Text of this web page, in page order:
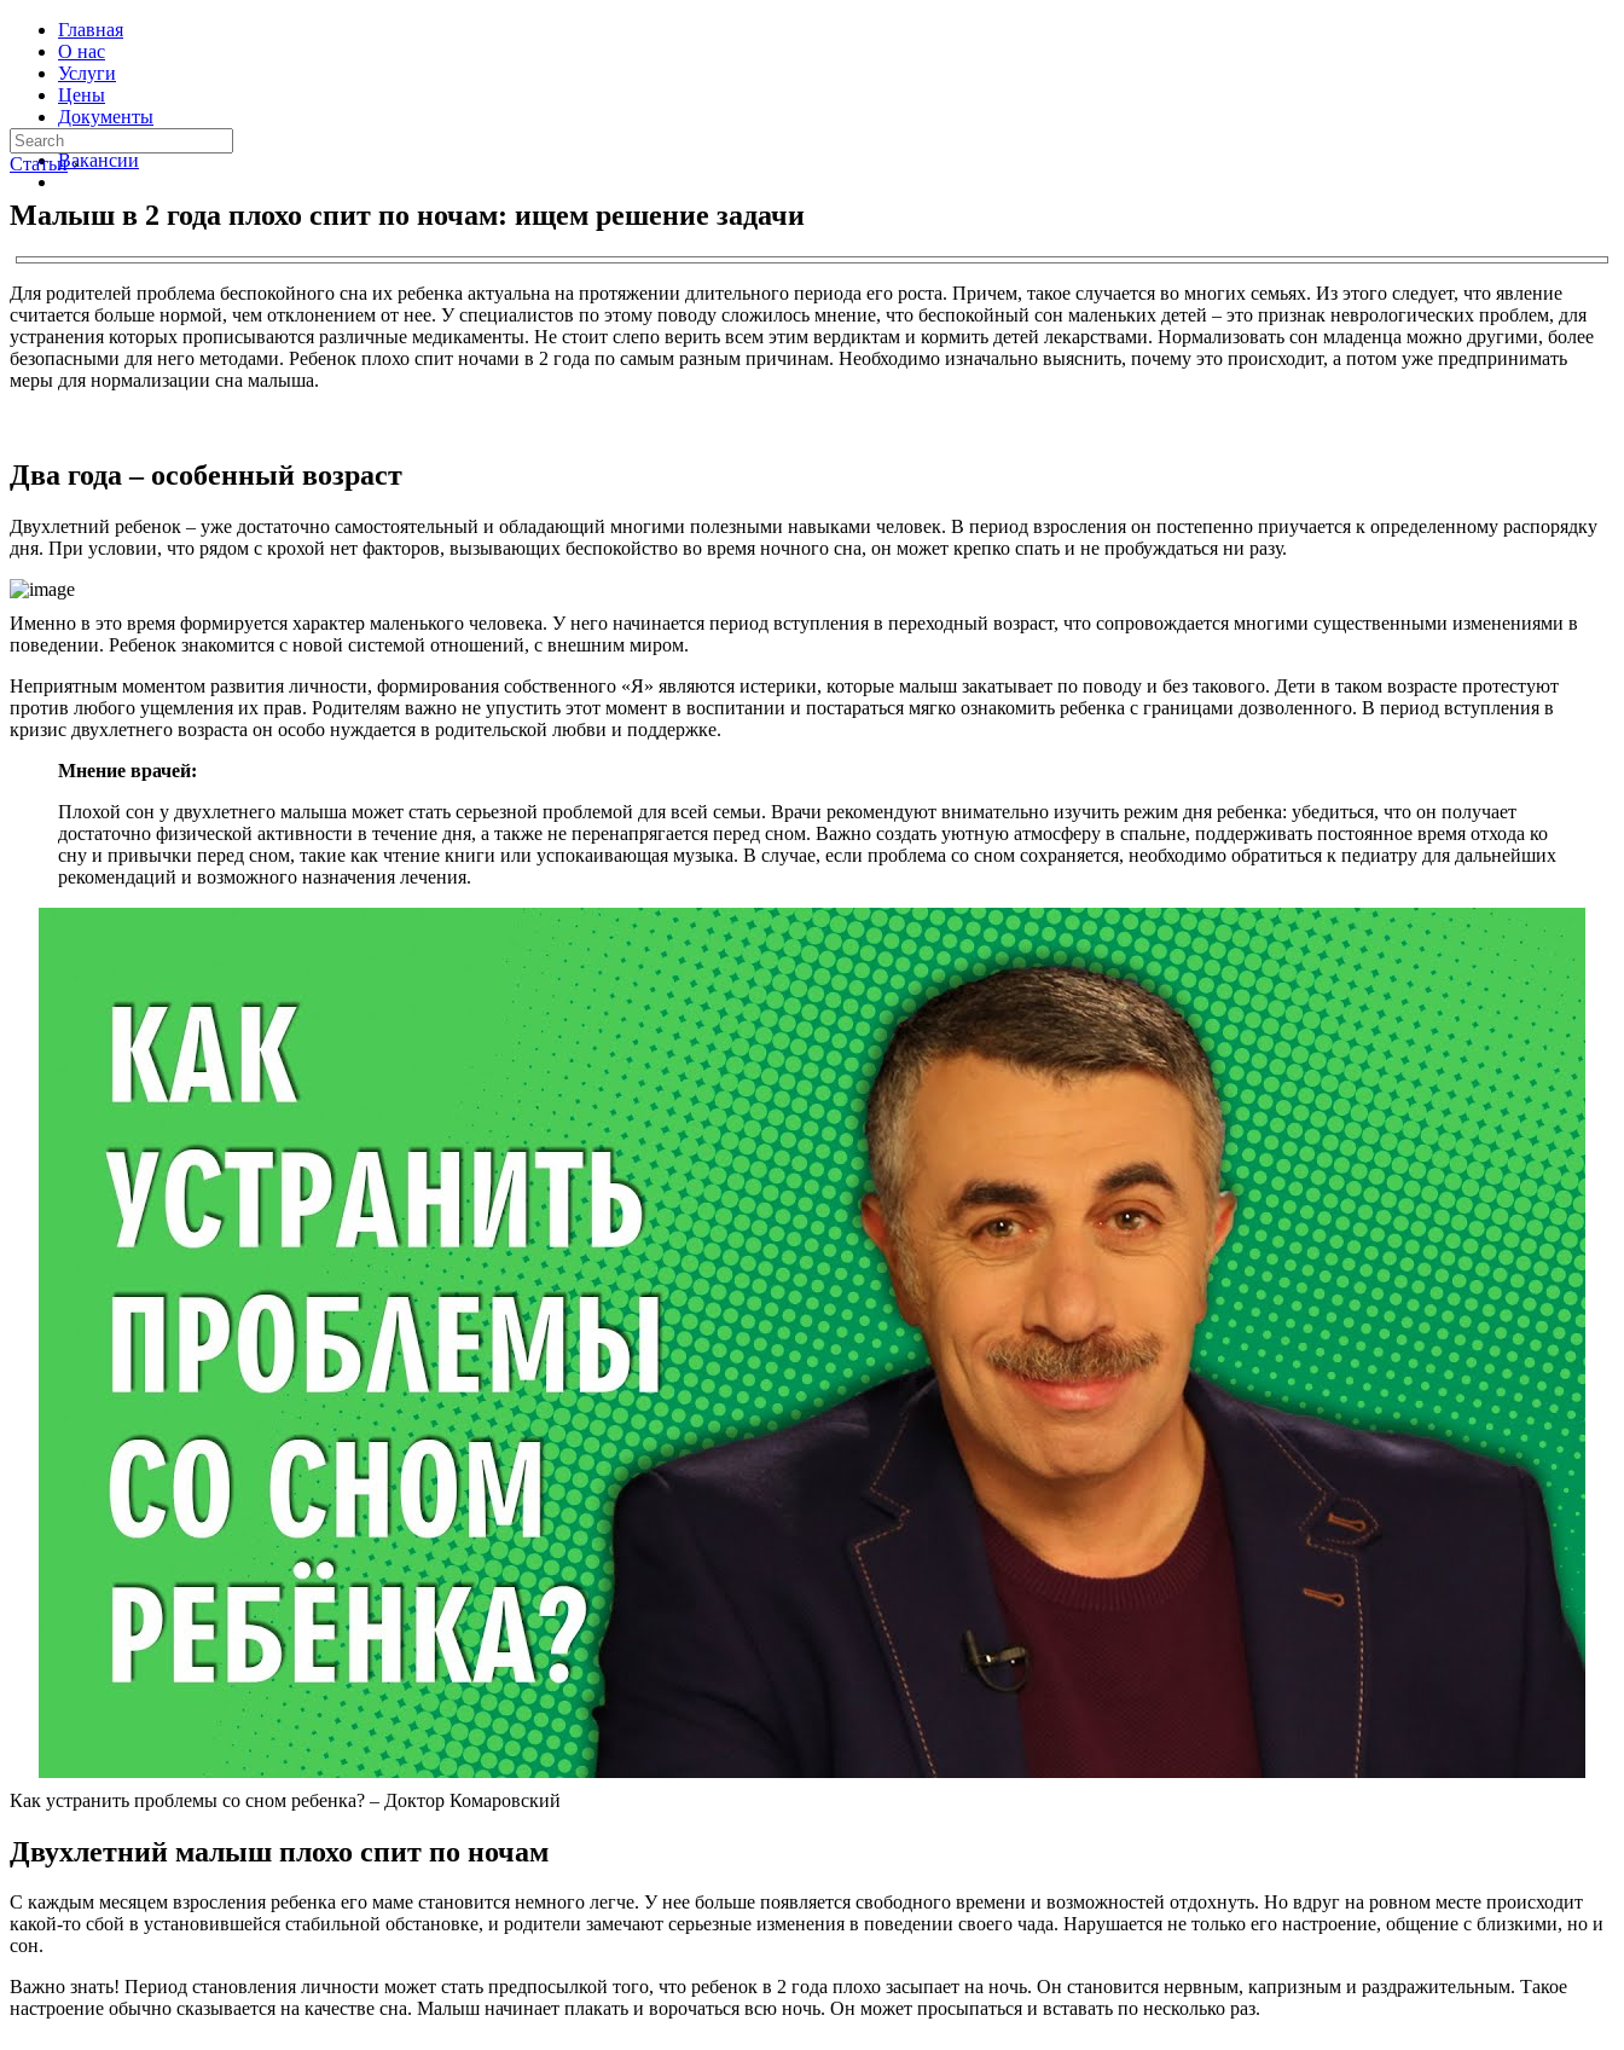
Главная
О нас
Услуги
Цены
Документы
Контакты
Вакансии
Статьи ›
Малыш в 2 года плохо спит по ночам: ищем решение задачи
Для родителей проблема беспокойного сна их ребенка актуальна на протяжении длительного периода его роста. Причем, такое случается во многих семьях. Из этого следует, что явление
считается больше нормой, чем отклонением от нее. У специалистов по этому поводу сложилось мнение, что беспокойный сон маленьких детей – это признак неврологических проблем, для
устранения которых прописываются различные медикаменты. Не стоит слепо верить всем этим вердиктам и кормить детей лекарствами. Нормализовать сон младенца можно другими, более
безопасными для него методами. Ребенок плохо спит ночами в 2 года по самым разным причинам. Необходимо изначально выяснить, почему это происходит, а потом уже предпринимать
меры для нормализации сна малыша.
Два года – особенный возраст
Двухлетний ребенок – уже достаточно самостоятельный и обладающий многими полезными навыками человек. В период взросления он постепенно приучается к определенному распорядку
дня. При условии, что рядом с крохой нет факторов, вызывающих беспокойство во время ночного сна, он может крепко спать и не пробуждаться ни разу.
Именно в это время формируется характер маленького человека. У него начинается период вступления в переходный возраст, что сопровождается многими существенными изменениями в
поведении. Ребенок знакомится с новой системой отношений, с внешним миром.
Неприятным моментом развития личности, формирования собственного «Я» являются истерики, которые малыш закатывает по поводу и без такового. Дети в таком возрасте протестуют
против любого ущемления их прав. Родителям важно не упустить этот момент в воспитании и постараться мягко ознакомить ребенка с границами дозволенного. В период вступления в
кризис двухлетнего возраста он особо нуждается в родительской любви и поддержке.
Мнение врачей:
Плохой сон у двухлетнего малыша может стать серьезной проблемой для всей семьи. Врачи рекомендуют внимательно изучить режим дня ребенка: убедиться, что он получает
достаточно физической активности в течение дня, а также не перенапрягается перед сном. Важно создать уютную атмосферу в спальне, поддерживать постоянное время отхода ко
сну и привычки перед сном, такие как чтение книги или успокаивающая музыка. В случае, если проблема со сном сохраняется, необходимо обратиться к педиатру для дальнейших
рекомендаций и возможного назначения лечения.
Как устранить проблемы со сном ребенка? – Доктор Комаровский
Двухлетний малыш плохо спит по ночам
С каждым месяцем взросления ребенка его маме становится немного легче. У нее больше появляется свободного времени и возможностей отдохнуть. Но вдруг на ровном месте происходит
какой-то сбой в установившейся стабильной обстановке, и родители замечают серьезные изменения в поведении своего чада. Нарушается не только его настроение, общение с близкими, но и
сон.
Важно знать! Период становления личности может стать предпосылкой того, что ребенок в 2 года плохо засыпает на ночь. Он становится нервным, капризным и раздражительным. Такое
настроение обычно сказывается на качестве сна. Малыш начинает плакать и ворочаться всю ночь. Он может просыпаться и вставать по несколько раз.